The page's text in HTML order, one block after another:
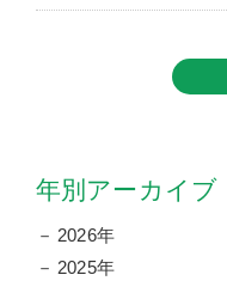
年別アーカイブ
2026年
2025年